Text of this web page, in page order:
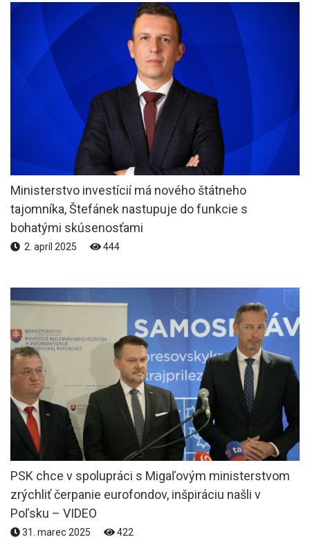
Ministerstvo investícií má nového štátneho
tajomníka, Štefánek nastupuje do funkcie s
bohatými skúsenosťami
2. apríl 2025 444
PSK chce v spolupráci s Migaľovým ministerstvom
zrýchliť čerpanie eurofondov, inšpiráciu našli v
Poľsku – VIDEO
31. marec 2025 422